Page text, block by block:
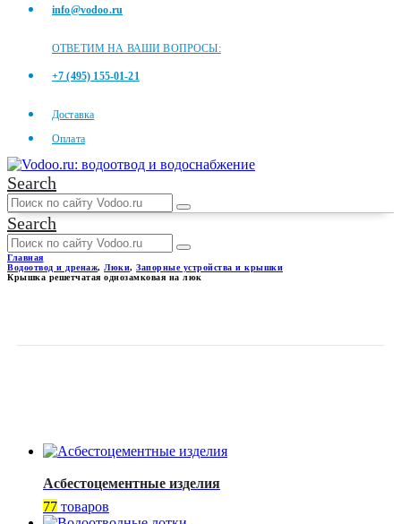
info@vodoo.ru
ОТВЕТИМ НА ВАШИ ВОПРОСЫ:
+7 (495) 155-01-21
Доставка
Оплата
Search
Search
Главная
Водоотвод и дренаж, Люки, Запорные устройства и крышки
Крышка решетчатая однозамковая на люк
Асбестоцементные изделия
77 товаров